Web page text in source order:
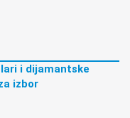
i dijamantske
izbor